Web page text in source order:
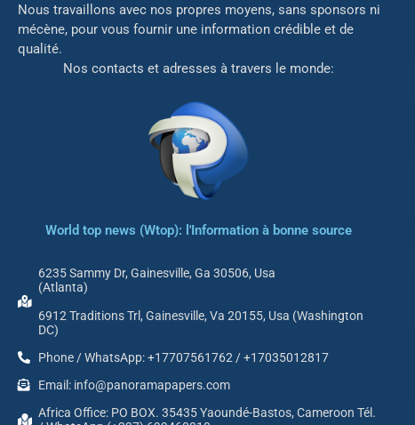
Nous travaillons avec nos propres moyens, sans sponsors ni
mécène, pour vous fournir une information crédible et de
qualité.
Nos contacts et adresses à travers le monde:
World top news (Wtop): l'Information à bonne source
6235 Sammy Dr, Gainesville, Ga 30506, Usa
(Atlanta)
6912 Traditions Trl, Gainesville, Va 20155, Usa (Washington
DC)
Phone / WhatsApp: +17707561762 / +17035012817
Email: info@panoramapapers.com
Africa Office: PO BOX. 35435 Yaoundé-Bastos, Cameroon Tél.